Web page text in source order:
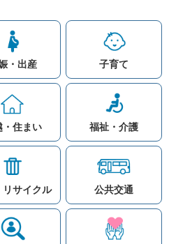
・出産 子育て
・住まい 福祉・介護
リサイクル 公共交通
リンク集
著作権と免責事項につ